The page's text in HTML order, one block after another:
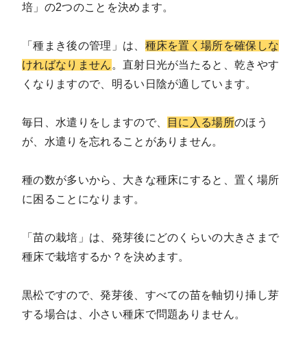
培」の2つのことを決めます。
「種まき後の管理」は、 種床を置く場所を確保しな
ければなりません 。直射日光が当たると、乾きやす
くなりますので、明るい日陰が適しています。
毎日、水遣りをしますので、 目に入る場所のほう
が、水遣りを忘れることがありません。
種の数が多いから、大きな種床にすると、置く場所
に困ることになります。
「苗の栽培」は、発芽後にどのくらいの大きさまで
種床で栽培するか？を決めます。
黒松ですので、発芽後、すべての苗を軸切り挿し芽
する場合は、小さい種床で問題ありません。